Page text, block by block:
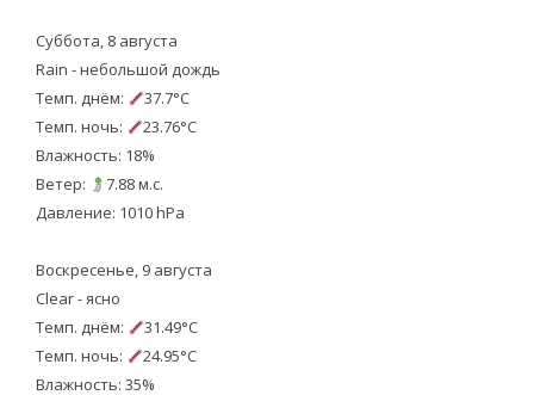
Суббота, 8 августа
Rain - небольшой дождь
Темп. днём:
37.7°C
Темп. ночь:
23.76°C
Влажность: 18%
Ветер:
7.88 м.с.
Давление: 1010 hPa
Воскресенье, 9 августа
Clear - ясно
Темп. днём:
31.49°C
Темп. ночь:
24.95°C
Влажность: 35%